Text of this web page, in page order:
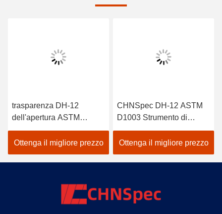
trasparenza DH-12
dell'apertura ASTM
D1003 Haze Meter For
Plastic Glass di 21mm
Ottenga il migliore prezzo
CHNSpec DH-12 ASTM
D1003 Strumento di
misurazione della foschia
per pellicole di plastica
Ottenga il migliore prezzo